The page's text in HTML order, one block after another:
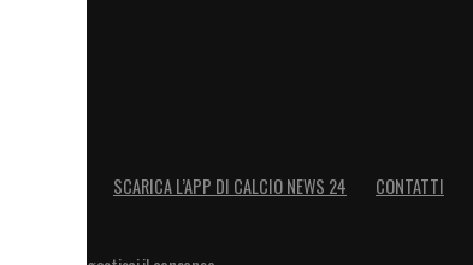
SCARICA L’APP DI CALCIO NEWS 24 CONTATTI